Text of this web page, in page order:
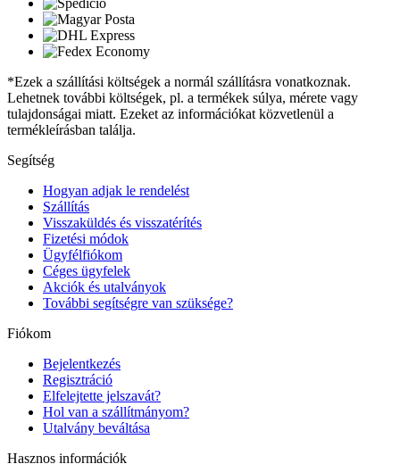
*Ezek a szállítási költségek a normál szállításra vonatkoznak.
Lehetnek további költségek, pl. a termékek súlya, mérete vagy
tulajdonságai miatt. Ezeket az információkat közvetlenül a
termékleírásban találja.
Segítség
Hogyan adjak le rendelést
Szállítás
Visszaküldés és visszatérítés
Fizetési módok
Ügyfélfiókom
Céges ügyfelek
Akciók és utalványok
További segítségre van szüksége?
Fiókom
Bejelentkezés
Regisztráció
Elfelejtette jelszavát?
Hol van a szállítmányom?
Utalvány beváltása
Hasznos információk